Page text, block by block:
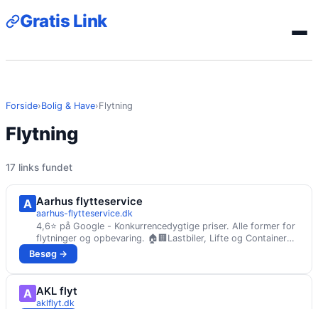
Gratis Link
Forside›Bolig & Have›Flytning
Flytning
17 links fundet
A Aarhus flytteservice
aarhus-flytteservice.dk
4,6⭐ på Google - Konkurrencedygtige priser. Alle former for
flytninger og opbevaring. 🏠🏢Lastbiler, Lifte og Containere
haves.🚛🚠 Ring i dag
Besøg →
A AKL flyt
aklflyt.dk